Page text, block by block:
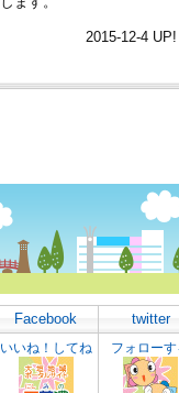
Facebook
いいね！してね
twitter
フォローす